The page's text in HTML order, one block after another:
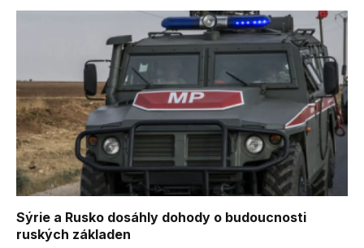
Sýrie a Rusko dosáhly dohody o budoucnosti
ruských základen